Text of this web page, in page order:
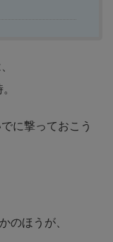
に撃っておこう
のほうが、